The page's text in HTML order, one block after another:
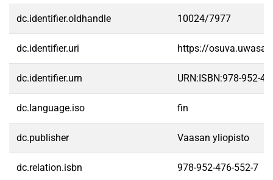
dc.identifier.oldhandle 10024/7977
dc.identifier.uri https://
dc.identifier.urn URN:ISBN:978-952-
dc.language.iso fin
dc.publisher Vaasan yliopisto
dc.relation.isbn 978-952-476-552-7